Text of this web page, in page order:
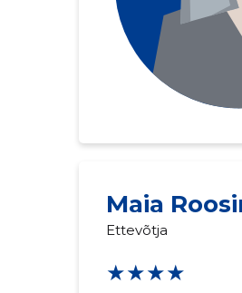
Maia
Ettevõtja
★★★★